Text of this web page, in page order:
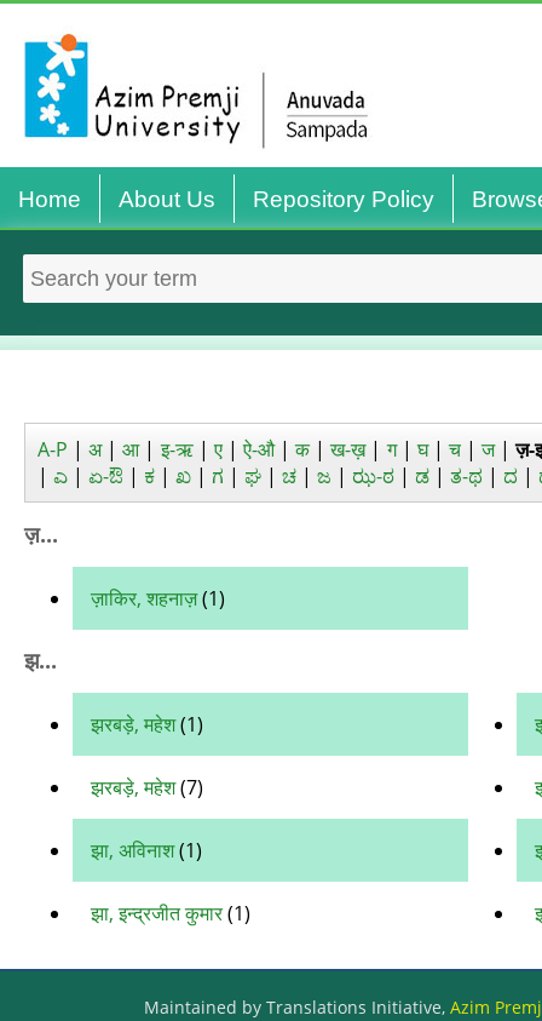
Home About Us Repository Policy
A-P |अ|आ|इ-ऋ|ए|ऐ-औ|क|ख-ख़|ग|घ|च|ज|ज़-
| ಎ | ಏ-ಔ | ಕ | ಖ | ಗ | ಘ | ಚ | ಜ | ಝ-ಠ | ಡ | ತ-ಥ | ದ |
ज़...
ज़ाकिर, शहनाज़(1)
झ...
झरबड़े, महेश(1)
झरबड़े, महेश(7)
झा, अविनाश(1)
झा, इन्द्रजीत कुमार(1)
Maintained by Translations Initiative, Azim